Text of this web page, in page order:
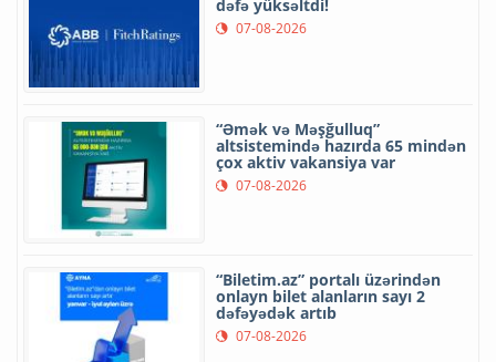
dəfə yüksəltdi!
07-08-2026
“Əmək və Məşğulluq”
altsistemində hazırda 65 mindən
çox aktiv vakansiya var
07-08-2026
“Biletim.az” portalı üzərindən
onlayn bilet alanların sayı 2
dəfəyədək artıb
07-08-2026